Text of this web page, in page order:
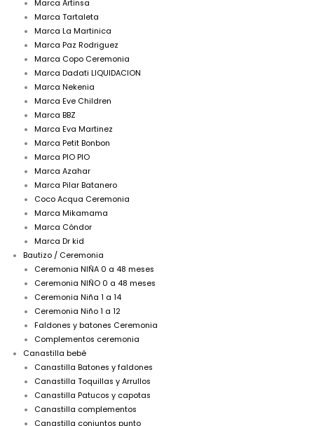
Marca Artinsa
Marca Tartaleta
Marca La Martinica
Marca Paz Rodriguez
Marca Copo Ceremonia
Marca Dadati LIQUIDACION
Marca Nekenia
Marca Eve Children
Marca BBZ
Marca Eva Martinez
Marca Petit Bonbon
Marca PIO PIO
Marca Azahar
Marca Pilar Batanero
Coco Acqua Ceremonia
Marca Mikamama
Marca Cóndor
Marca Dr kid
Bautizo / Ceremonia
Ceremonia NIÑA 0 a 48 meses
Ceremonia NIÑO 0 a 48 meses
Ceremonia Niña 1 a 14
Ceremonia Niño 1 a 12
Faldones y batones Ceremonia
Complementos ceremonia
Canastilla bebé
Canastilla Batones y faldones
Canastilla Toquillas y Arrullos
Canastilla Patucos y capotas
Canastilla complementos
Canastilla conjuntos punto